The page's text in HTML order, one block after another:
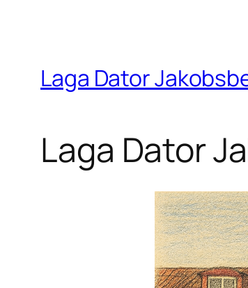
Laga Dator
Laga Dator